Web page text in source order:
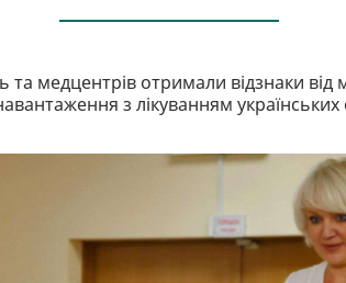
та медцентрів отримали відзнаки
з лікуванням